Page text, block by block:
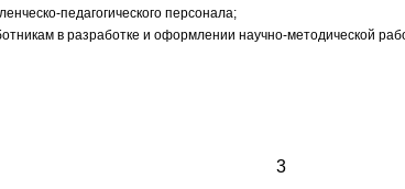
педагогического персонала;
в разработке и оформлении научно-методической
3